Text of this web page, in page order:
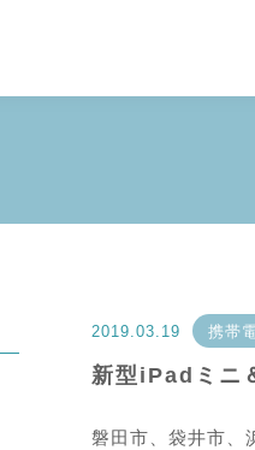
2019.03.19 携帯
新型iPadミニ
磐田市、袋井市、